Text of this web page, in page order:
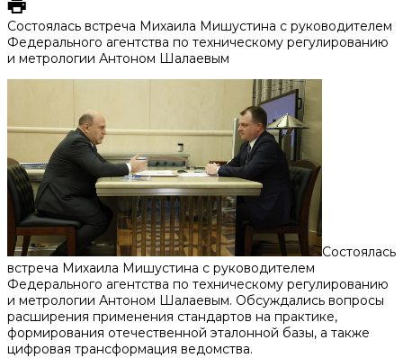
Состоялась встреча Михаила Мишустина с руководителем
Федерального агентства по техническому регулированию
и метрологии Антоном Шалаевым
Состоялась
встреча Михаила Мишустина с руководителем
Федерального агентства по техническому регулированию
и метрологии Антоном Шалаевым. Обсуждались вопросы
расширения применения стандартов на практике,
формирования отечественной эталонной базы, а также
цифровая трансформация ведомства.